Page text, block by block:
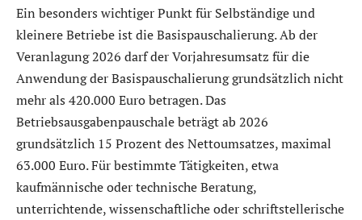
Ein besonders wichtiger Punkt für Selbständige und
kleinere Betriebe ist die Basispauschalierung. Ab der
Veranlagung 2026 darf der Vorjahresumsatz für die
Anwendung der Basispauschalierung grundsätzlich nicht
mehr als 420.000 Euro betragen. Das
Betriebsausgabenpauschale beträgt ab 2026
grundsätzlich 15 Prozent des Nettoumsatzes, maximal
63.000 Euro. Für bestimmte Tätigkeiten, etwa
kaufmännische oder technische Beratung,
unterrichtende, wissenschaftliche oder schriftstellerische